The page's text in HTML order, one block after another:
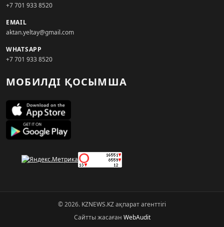
+7 701 933 8520
EMAIL
aktan.yeltay@gmail.com
WHATSAPP
+7 701 933 8520
МОБИЛДІ ҚОСЫМША
© 2026. KZNEWS.KZ ақпарат агенттігі
Сайтты жасаған WebAudit